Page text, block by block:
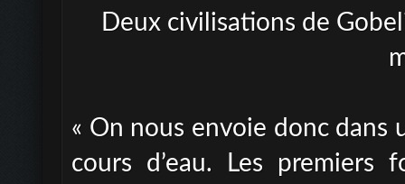
Deux civilisations de
« On nous envoie donc dans
cours d’eau. Les premiers